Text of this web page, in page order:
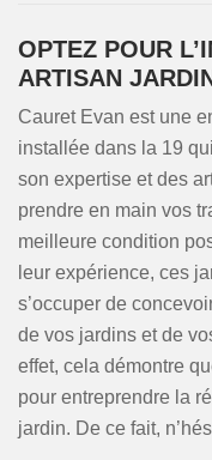
OPTEZ POUR
ARTISAN
Cauret Evan est une
installée dans la 19
son expertise et des
prendre en main vos
meilleure condition
leur expérience, ces
s’occuper de
de vos jardins et de
effet, cela démontre
pour entreprendre la
jardin. De ce fait,